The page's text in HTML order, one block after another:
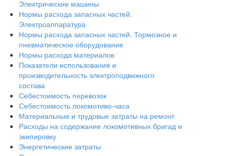
Электрические машины
Нормы расхода запасных частей.
Электроаппаратура
Нормы расхода запасных частей. Тормозное и
пневматическое оборудование
Нормы расхода материалов
Показатели использования и
производительность электроподвижного
состава
Себестоимость перевозок
Себестоимость локомотиво-часа
Материальные и трудовые затраты на ремонт
Расходы на содержание локомотивных бригад и
экипировку
Энергетические затраты